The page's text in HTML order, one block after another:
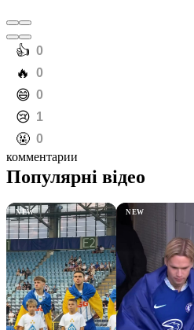
️👍 0
️🔥 0
️😄 0
️😢 1
️🤬 0
комментарии